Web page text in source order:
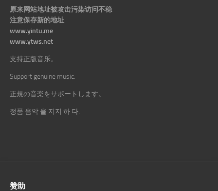
原来网站地址被攻击污染访问不稳
注意保存新的地址
www.yintu.me
www.ytws.net
支持正版音乐。
Support genuine music.
正規の音楽をサポートします。
정품 음악 을 지지 하 다.
赞助